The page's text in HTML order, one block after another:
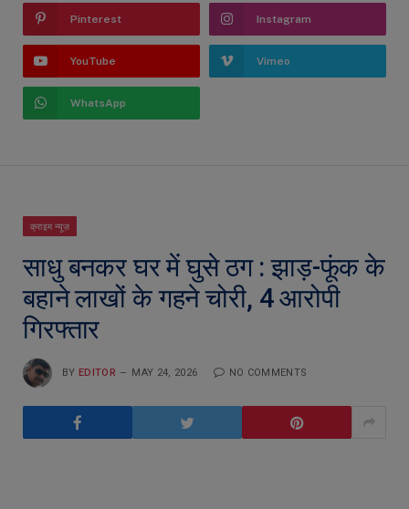
Pinterest Instagram
YouTube Vimeo
WhatsApp
क्राइम न्यूज़
साधु बनकर घर में घुसे ठग : झाड़-फूंक के
बहाने लाखों के गहने चोरी, 4 आरोपी
गिरफ्तार
BY EDITOR MAY 24, 2026 NO COMMENTS